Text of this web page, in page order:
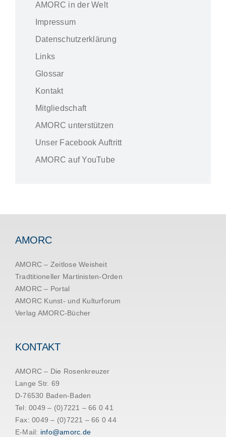
AMORC in der Welt
Impressum
Datenschutzerklärung
Links
Glossar
Kontakt
Mitgliedschaft
AMORC unterstützen
Unser Facebook Auftritt
AMORC auf YouTube
AMORC
AMORC – Zeitlose Weisheit
Tradtitioneller Martinisten-Orden
AMORC – Portal
AMORC Kunst- und Kulturforum
Verlag AMORC-Bücher
KONTAKT
AMORC – Die Rosenkreuzer
Lange Str. 69
D-76530 Baden-Baden
Tel: 0049 – (0)7221 – 66 0 41
Fax: 0049 – (0)7221 – 66 0 44
E-Mail: info@amorc.de